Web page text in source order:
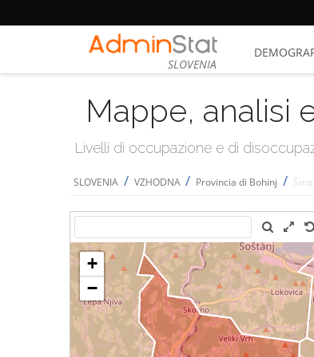
SLOVENIA
Mappe, analisi
Livelli di occupazione e di
SLOVENIA / VZHODNA / Provincia di Bohinj /